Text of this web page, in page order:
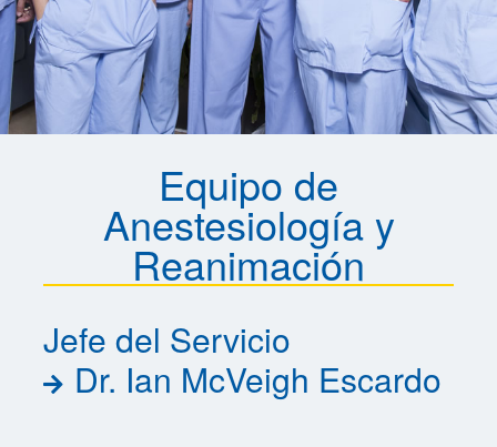
Equipo de
Anestesiología y
Reanimación
Jefe del Servicio
Dr. Ian McVeigh Escardo